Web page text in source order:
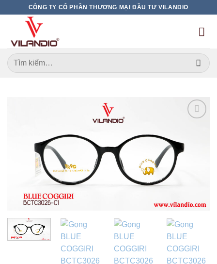
dung
CÔNG TY CỔ PHẦN THƯƠNG MẠI ĐẦU TƯ VILANDIO
Tìm
kiếm: